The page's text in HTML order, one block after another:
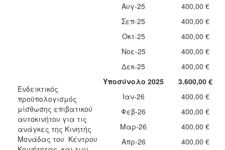
Ενδεικτικός
προϋπολογισμός
μίσθωσης επιβατικού
αυτοκινήτου για τις
ανάγκες της Κινητής
Μονάδας του Κέντρου
Αυγ-25
400,00 €
Σεπ-25
400,00 €
Οκτ-25
400,00 €
Νοε-25
400,00 €
Δεκ-25
400,00 €
Υποσύνολο 2025
3.600,00 €
Ιαν-26
400,00 €
Φεβ-26
400,00 €
Μαρ-26
400,00 €
Απρ-26
400,00 €